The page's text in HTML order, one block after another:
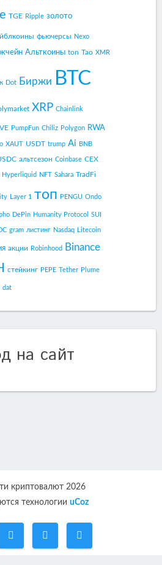
TGE Ripple золото
фьючерсы Nexo
Альткоины ton Tao XMR
Dot Биржи BTC
XRP Chainlink
PumpFun Chiliz Polygon RWA
XAUT USDT trump Ai BNB
альтсезон Coinbase CEX
Hyperliquid NFT Sahara TradFi
Layer 1 топ PENGU Ondo
DePin Humanity Protocol SUI
gram листинг Nasdaq Litecoin
акции Robinhood Binance
стейкинг PEPE Tether Plume
dat
на сайт
криптовалют 2026
технологии uCoz